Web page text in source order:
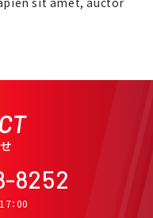
8252
：00